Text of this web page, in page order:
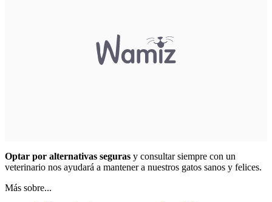
Optar por alternativas seguras y consultar siempre con un
veterinario nos ayudará a mantener a nuestros gatos sanos y felices.
Más sobre...